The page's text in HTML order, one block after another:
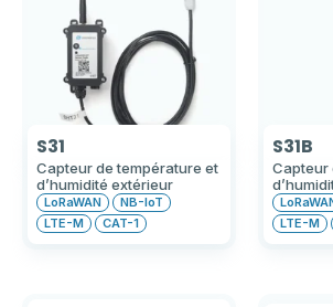
Capteur de température et
d’humidité extérieur
LoRaWAN
NB-IoT
LTE-M
CAT-1
S31
Capteur
LTE-M
S31B